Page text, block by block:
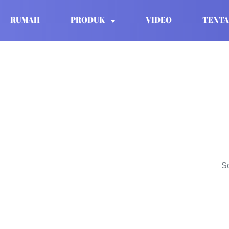
RUMAH PRODUK VIDEO